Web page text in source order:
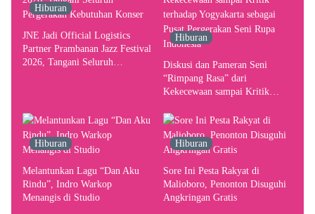
Hiburan
JNE Jadi Official Logistics
Partner Prambanan Jazz Festival
2026, Tangani Seluruh
Hiburan
Diskusi dan Pameran Seni
“Rimpang Rasa” dari
Kekecewaan sampai Kritik
Pusat Pergerakan Seni Rupa
Indonesia
Hiburan
Melantunkan Lagu “Dan Aku
Rindu”, Indro Warkop
Menangis di Studio
Hiburan
Sore Ini Pesta Rakyat di
Malioboro, Penonton Disuguhi
Angkringan Gratis